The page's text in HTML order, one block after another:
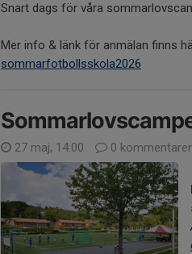
Snart dags för våra
Mer info & länk för anmälan finns
sommarfotbollsskola2026
27 maj, 14:00 0 kommentarer